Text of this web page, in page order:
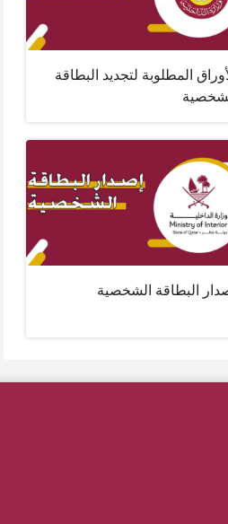
المطلوبة لتجديد البطاقة
البطاقة الشخصية